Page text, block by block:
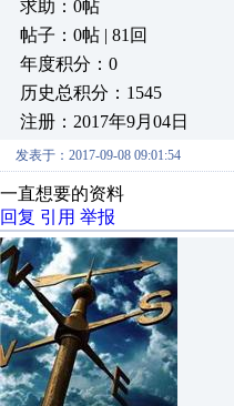
求助：0帖
帖子：0帖 | 81回
年度积分：0
历史总积分：1545
注册：2017年9月04日
发表于：2017-09-08 09:01:54
一直想要的资料
回复 引用 举报